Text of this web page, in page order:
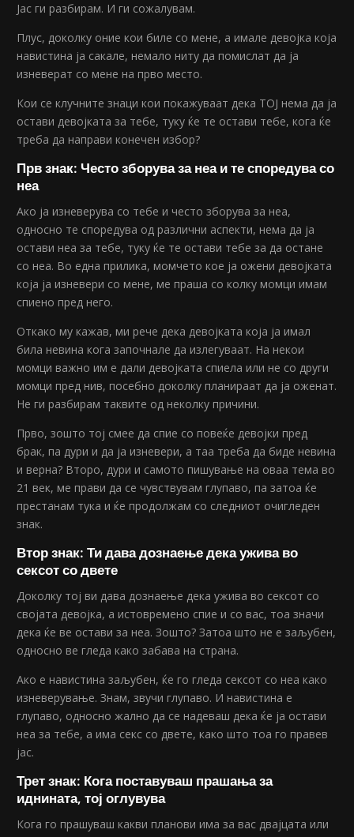
Јас ги разбирам. И ги сожалувам.
Плус, доколку оние кои биле со мене, а имале девојка која
навистина ја сакале, немало ниту да помислат да ја
изневерат со мене на прво место.
Кои се клучните знаци кои покажуваат дека ТОЈ нема да ја
остави девојката за тебе, туку ќе те остави тебе, кога ќе
треба да направи конечен избор?
Прв знак: Често зборува за неа и те споредува со
неа
Ако ја изневерува со тебе и често зборува за неа,
односно те споредува од различни аспекти, нема да ја
остави неа за тебе, туку ќе те остави тебе за да остане
со неа. Во една прилика, момчето кое ја ожени девојката
која ја изневери со мене, ме праша со колку момци имам
спиено пред него.
Откако му кажав, ми рече дека девојката која ја имал
била невина кога започнале да излегуваат. На некои
момци важно им е дали девојката спиела или не со други
момци пред нив, посебно доколку планираат да ја оженат.
Не ги разбирам таквите од неколку причини.
Прво, зошто тој смее да спие со повеќе девојки пред
брак, па дури и да ја изневери, а таа треба да биде невина
и верна? Второ, дури и самото пишување на оваа тема во
21 век, ме прави да се чувствувам глупаво, па затоа ќе
престанам тука и ќе продолжам со следниот очигледен
знак.
Втор знак: Ти дава дознаење дека ужива во
сексот со двете
Доколку тој ви дава дознаење дека ужива во сексот со
својата девојка, а истовремено спие и со вас, тоа значи
дека ќе ве остави за неа. Зошто? Затоа што не е заљубен,
односно ве гледа како забава на страна.
Ако е навистина заљубен, ќе го гледа сексот со неа како
изневерување. Знам, звучи глупаво. И навистина е
глупаво, односно жално да се надеваш дека ќе ја остави
неа за тебе, а има секс со двете, како што тоа го правев
јас.
Трет знак: Кога поставуваш прашања за
иднината, тој оглувува
Кога го прашуваш какви планови има за вас двајцата или